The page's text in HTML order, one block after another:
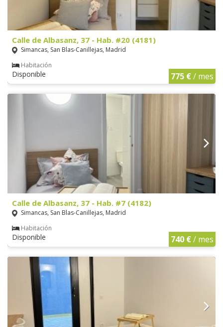
Calle de Albasanz, 37 - Hab. #20 (4181)
Simancas, San Blas-Canillejas, Madrid
Habitación
Disponible 775 €/ mes
Calle de Albasanz, 37 - Hab. #7 (4182)
Simancas, San Blas-Canillejas, Madrid
Habitación
Disponible 740 €/ mes